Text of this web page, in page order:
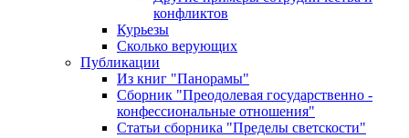
конфликтов
Курьезы
Сколько верующих
Публикации
Из книг "Панорамы"
Сборник "Преодолевая государственно -
конфессиональные отношения"
Статьи сборника "Пределы светскости"